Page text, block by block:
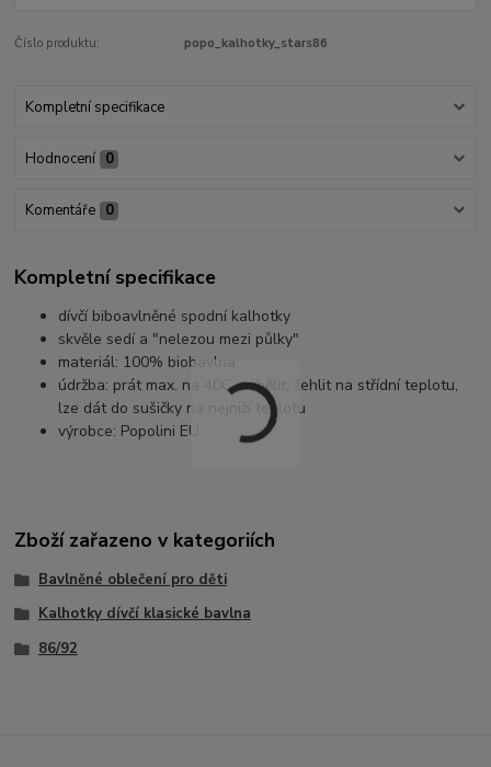
Číslo produktu: popo_kalhotky_stars86
Kompletní specifikace
Hodnocení 0
Komentáře 0
Kompletní specifikace
dívčí biboavlněné spodní kalhotky
skvěle sedí a "nelezou mezi půlky"
materiál: 100% biobavlna
údržba: prát max. na 40C, nebělit, žehlit na střídní teplotu,
lze dát do sušičky na nejniží teplotu
výrobce: Popolini EU
Zboží zařazeno v kategoriích
Bavlněné oblečení pro děti
Kalhotky dívčí klasické bavlna
86/92